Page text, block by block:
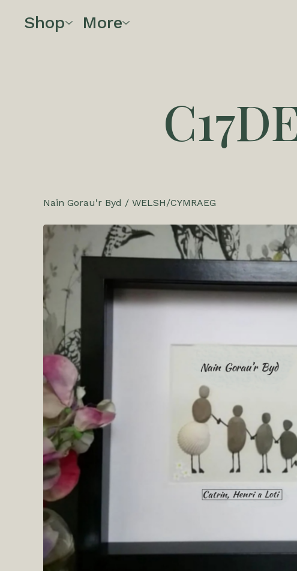
Shop More
Nain Gorau'r Byd / WELSH/CYMRAEG